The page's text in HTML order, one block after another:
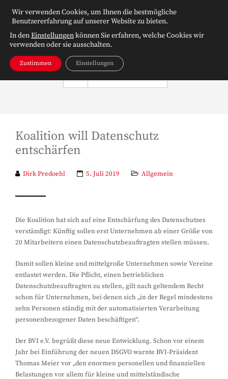
Koalition will Datenschutz
entschärfen
Dirk Predoehl 5. Juli 2019 Allgemein
Die Koalition hat sich auf eine Entschärfung des Datenschutzes
verständigt: Künftig sollen erst Unternehmen ab einer Größe von
20 Mitarbeitern einen Datenschutzbeauftragten stellen müssen.
Damit sollen kleine und mittelgroße Unternehmen sowie Vereine
entlastet werden. Die Pflicht, einen betrieblichen
Datenschutzbeauftragten zu stellen, gilt nach geltendem Recht
schon für Unternehmen, bei denen sich „in der Regel mindestens
zehn Personen ständig mit der automatisierten Verarbeitung
personenbezogener Daten beschäftigen“.
Der BVI e.V. begrüßt diese neue Entwicklung. Schon vor einem
Jahr bei Einführung der neuen DSGVO warnte BVI-Präsident
Thomas Meier vor „den enormen personellen und finanziellen
Belastungen vor allem für kleine und mittelständische
Wir verwenden Cookies, um Ihnen die bestmögliche
Benutzererfahrung auf unserer Website zu bieten.
In denEinstellungenkönnen Sie erfahren, welche Cookies wir
verwenden oder sie ausschalten.
Zustimmen Einstellungen